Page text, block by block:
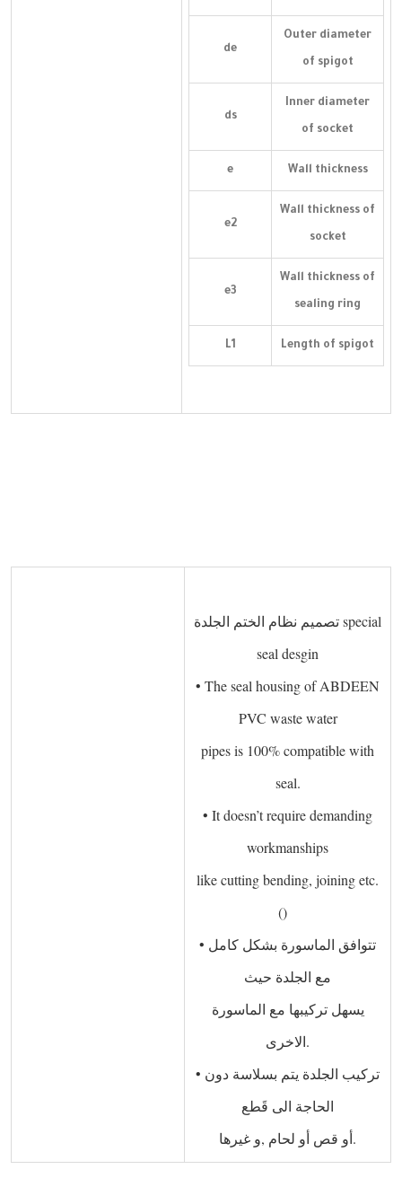
de
Outer diameter
of spigot
ds
Inner diameter
of socket
e Wall thickness
e2
Wall thickness of
socket
e3
Wall thickness of
sealing ring
L1 Length of spigot
تصميم نظام الختم الجلدة special
seal desgin
• The seal housing of ABDEEN
PVC waste water
pipes is 100% compatible with
seal.
• It doesn’t require demanding
workmanships
like cutting bending, joining etc.
()   
• تتوافق الماسورة بشكل كامل
مع الجلدة حيث
يسهل تركيبها مع الماسورة
الاخرى.
• تركيب الجلدة يتم بسلاسة دون
الحاجة الى قَطع
أو قص أو لحام ,و غيرها.